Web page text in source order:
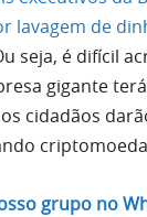
lavagem de
seja, é difícil
gigante
cidadãos
grupo no